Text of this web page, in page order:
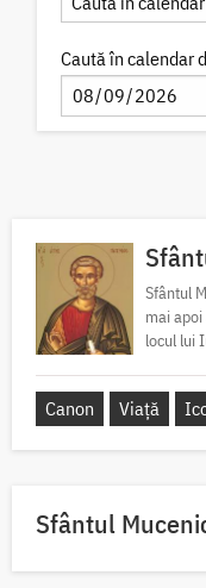
Caută în calendar
Sfântul
mai
locul lui
Canon Viață
Sfântul